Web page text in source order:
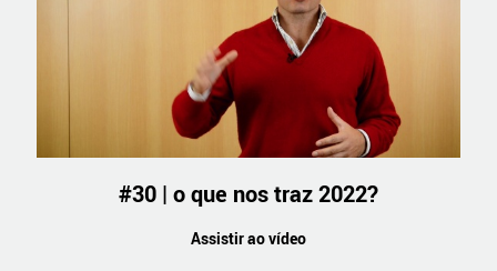
#30 | o que nos traz 2022?
Assistir ao vídeo